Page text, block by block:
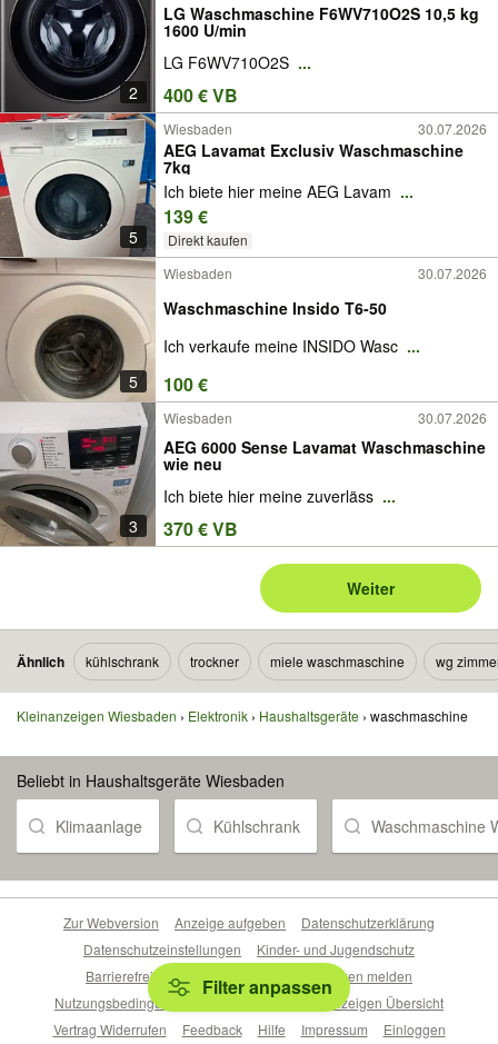
2
LG Waschmaschine F6WV710O2S 10,5 kg
1600 U/min
LG F6WV710O2S ...
400 € VB
5
Wiesbaden 30.07.2026
AEG Lavamat Exclusiv Waschmaschine
7kg
Ich biete hier meine AEG Lavam ...
139 €
Direkt kaufen
5
Wiesbaden 30.07.2026
Waschmaschine Insido T6-50
Ich verkaufe meine INSIDO Wasc ...
100 €
3
Wiesbaden 30.07.2026
AEG 6000 Sense Lavamat Waschmaschine
wie neu
Ich biete hier meine zuverläss ...
370 € VB
Weiter
Ähnlich kühlschrank trockner miele waschmaschine wg
Kleinanzeigen Wiesbaden Elektronik Haushaltsgeräte waschmaschine
Beliebt in Haushaltsgeräte Wiesbaden
Klimaanlage Kühlschrank Waschmaschine
Filter anpassen
Zur Webversion Anzeige aufgeben
Datenschutzerklärung
Datenschutzeinstellungen
Kinder- und Jugendschutz
Barrierefreiheitserklärung
Sicherheitslücken melden
Nutzungsbedingungen
Beliebte Suchen
Anzeigen Übersicht
Vertrag Widerrufen
Feedback Hilfe Impressum Einloggen